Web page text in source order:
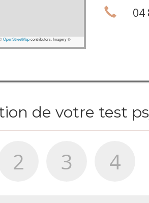
OpenStreetMapcontributors, Imagery ©
04
de votre test
2 3 4